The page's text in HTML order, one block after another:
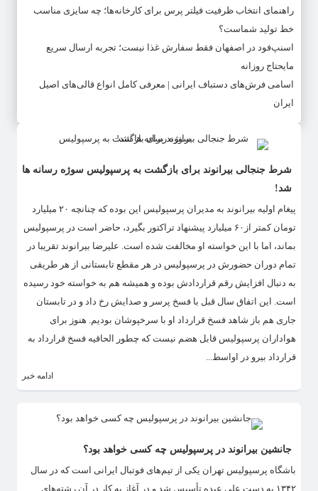
راهنمای انتخاب ظرفیت فیلتر پرس برای کارخانه‌ها؛ چه سایزی مناسب
خط تولید شماست؟
اسنپ‌فود در اصفهان فقط سفارش غذا نیست؛ تجربه ارسال سریع
مایحتاج روزانه
اسامی فرش‌های دستباف ایرانی | معرفی کامل انواع قالی‌های اصیل
ایران
شرط جنجالی بیرانوند برای بازگشت به پرسپولیس سوژه رسانه ها
شد!
پیغام اولیه بیرانوند به مدیران پرسپولیس این بوده که چنانچه ۲۰ میلیارد
تومان کمتر از۶۰ میلیارد پیشنهاد تراکتور بگیرد، حاضر است در پرسپولیس
بماند، اما با این خواسته او مخالفت شده است. علیرضا بیرانوند تقریبا در
تمام دوران حضورش در پرسپولیس در هر مقطع تابستانی از هر طریقی
به دنبال افزایش رقم قراردادش بوده و همیشه هم به خواسته خود رسیده
است. این اتفاق سال قبل با فسخ پرسر و صدایش رخ داد و در تابستان
جاری هم باز شاهد فسخ قرارداد او با سرخپوشان بودیم. هنوز برای
هواداران پرسپولیس قابل هضم نیست که چطور الحاقیه فسخ قرارداد به
قرارداد بیرو در اواسط...
ادامه خبر
جانشین بیرانوند در پرسپولیس چه کسی خواهد بود؟
باشگاه پرسپولیس تهران یکی از تیم‌های فوتبال ایرانی است که در سال
۱۳۴۲ به دست علی عبده تأسیس شد و در آغاز به کار در آن رشته‌های